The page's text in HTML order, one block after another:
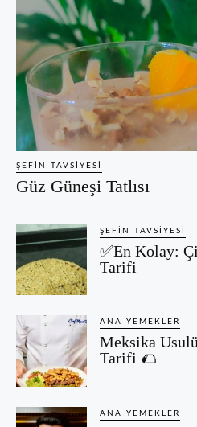
ŞEFIN TAVSIYESI
Güz Güneşi Tatlısı
ŞEFIN TAVSIYESI
✅En Kolay:
Tarifi
ANA YEMEKLER
Meksika
Tarifi 🌮
ANA YEMEKLER